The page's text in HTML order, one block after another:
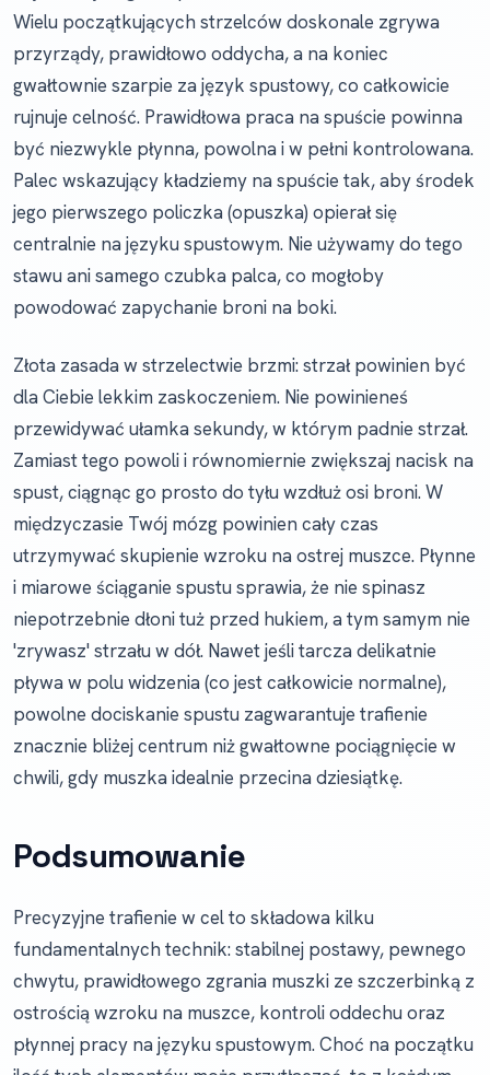
Wielu początkujących strzelców doskonale zgrywa
przyrządy, prawidłowo oddycha, a na koniec
gwałtownie szarpie za język spustowy, co całkowicie
rujnuje celność. Prawidłowa praca na spuście powinna
być niezwykle płynna, powolna i w pełni kontrolowana.
Palec wskazujący kładziemy na spuście tak, aby środek
jego pierwszego policzka (opuszka) opierał się
centralnie na języku spustowym. Nie używamy do tego
stawu ani samego czubka palca, co mogłoby
powodować zapychanie broni na boki.
Złota zasada w strzelectwie brzmi: strzał powinien być
dla Ciebie lekkim zaskoczeniem. Nie powinieneś
przewidywać ułamka sekundy, w którym padnie strzał.
Zamiast tego powoli i równomiernie zwiększaj nacisk na
spust, ciągnąc go prosto do tyłu wzdłuż osi broni. W
międzyczasie Twój mózg powinien cały czas
utrzymywać skupienie wzroku na ostrej muszce. Płynne
i miarowe ściąganie spustu sprawia, że nie spinasz
niepotrzebnie dłoni tuż przed hukiem, a tym samym nie
'zrywasz' strzału w dół. Nawet jeśli tarcza delikatnie
pływa w polu widzenia (co jest całkowicie normalne),
powolne dociskanie spustu zagwarantuje trafienie
znacznie bliżej centrum niż gwałtowne pociągnięcie w
chwili, gdy muszka idealnie przecina dziesiątkę.
Podsumowanie
Precyzyjne trafienie w cel to składowa kilku
fundamentalnych technik: stabilnej postawy, pewnego
chwytu, prawidłowego zgrania muszki ze szczerbinką z
ostrością wzroku na muszce, kontroli oddechu oraz
płynnej pracy na języku spustowym. Choć na początku